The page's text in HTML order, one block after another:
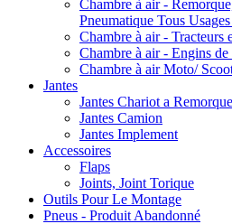
Chambre à air -
Pneumatique Tous
Chambre à air - Tracteurs
Chambre à air - Engins de
Chambre à air Moto/
Jantes
Jantes Chariot a
Jantes Camion
Jantes Implement
Accessoires
Flaps
Joints, Joint Torique
Outils Pour Le Montage
Pneus - Produit Abandonné